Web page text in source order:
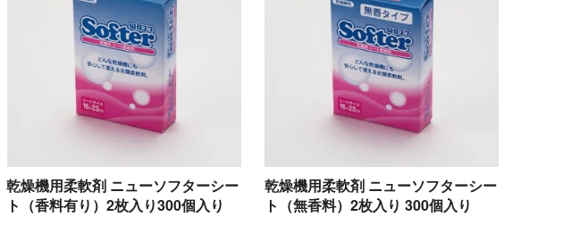
乾燥機用柔軟剤 ニューソフターシー
ト（香料有り）2枚入り300個入り
乾燥機用柔軟剤 ニューソフターシー
ト（無香料）2枚入り 300個入り